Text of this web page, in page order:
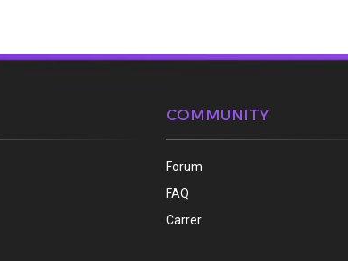
COMMUNITY
Forum
FAQ
Carrer